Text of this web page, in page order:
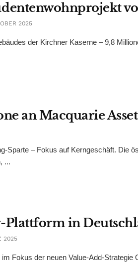
2025
der Kirchner Kaserne – 9,8
an Macquarie
Sparte – Fokus auf Kerngeschäft. Die
...
in
2025
Fokus der neuen Value-Add-